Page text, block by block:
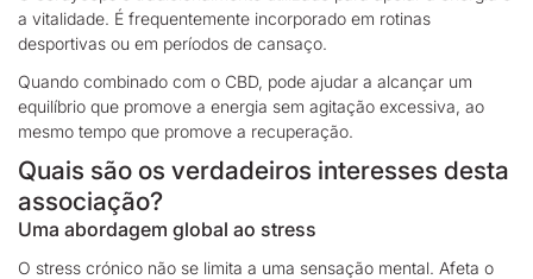
a vitalidade. É frequentemente incorporado em rotinas
desportivas ou em períodos de cansaço.
Quando combinado com o CBD, pode ajudar a alcançar um
equilíbrio que promove a energia sem agitação excessiva, ao
mesmo tempo que promove a recuperação.
Quais são os verdadeiros interesses desta
associação?
Uma abordagem global ao stress
O stress crónico não se limita a uma sensação mental. Afeta o